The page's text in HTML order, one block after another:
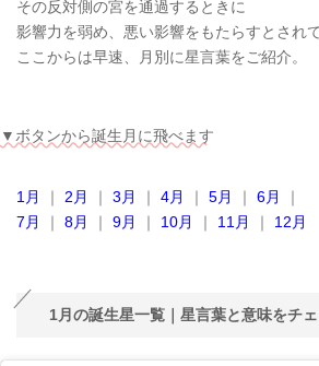
その反対側の宮を通過するときに
影響力を弱め、悪い影響をもたらすとされ
ここからは早速、月別に星言葉をご紹介。
▼ボタンから誕生月に飛べます
1月 ｜ 2月 ｜ 3月 ｜ 4月 ｜ 5月 ｜ 6月
｜
7月
｜ 8月 ｜ 9月 ｜ 10月 ｜ 11月 ｜ 12月
1月の誕生星一覧｜星言葉と意味をチ